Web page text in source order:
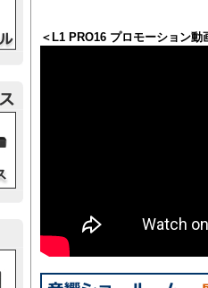
＜L1 PRO16 プロモーション動